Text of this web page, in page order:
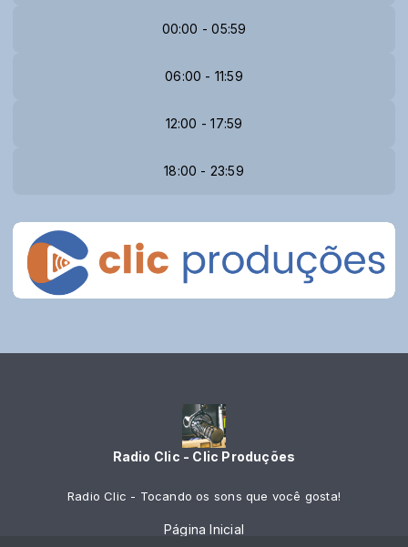
00:00 - 05:59
06:00 - 11:59
12:00 - 17:59
18:00 - 23:59
Radio Clic - Clic Produções
Radio Clic - Tocando os sons que você gosta!
Página Inicial